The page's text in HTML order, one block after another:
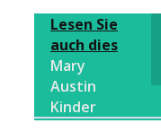
Lesen Sie
auch dies
Mary
Austin
Kinder